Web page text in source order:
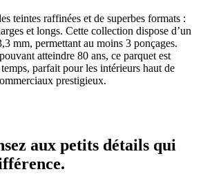
teintes raffinées et de superbes formats :
et longs. Cette collection dispose d’un
mm, permettant au moins 3 ponçages.
atteindre 80 ans, ce parquet est
parfait pour les intérieurs haut de
prestigieux.
aux petits détails qui